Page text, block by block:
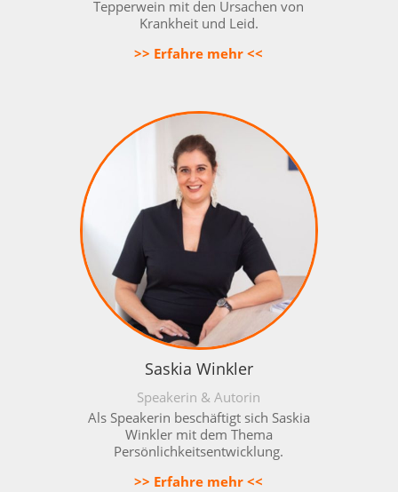
Tepperwein mit den Ursachen von
Krankheit und Leid.
>> Erfahre mehr <<
Saskia Winkler
Speakerin & Autorin
Als Speakerin beschäftigt sich Saskia
Winkler mit dem Thema
Persönlichkeitsentwicklung.
>> Erfahre mehr <<